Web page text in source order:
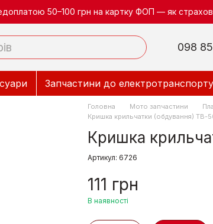
50–100 грн на картку ФОП — як
098
Запчастини до електротранспорту
Головна Мото запчастини
Кришка крильчатки (обдування) ТВ-
Кришка
Артикул: 6726
111 грн
В наявності